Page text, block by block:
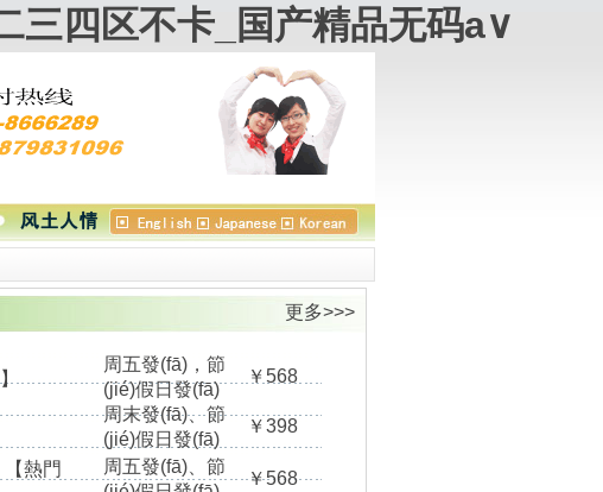
三四区不卡_国产精品无码a∨
更多>>>
周五發(fā)，節
(jié)假日發(fā)
￥568
周末發(fā)、節
(jié)假日發(fā)
￥398
【熱門
周五發(fā)、節
￥568